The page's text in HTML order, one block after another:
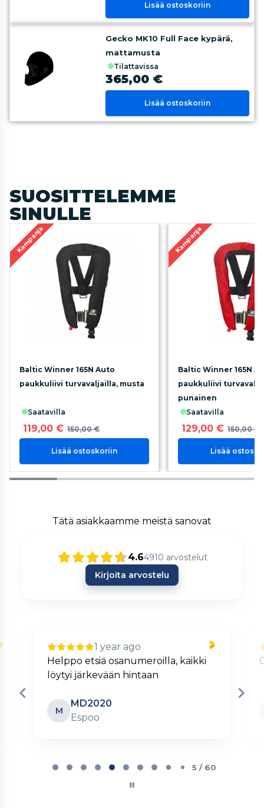
Lisää ostoskoriin
Gecko MK10 Full Face kypärä,
mattamusta
tilattavissa
365,00 €
Lisää ostoskoriin
SUOSITTELEMME
SINULLE
Kampanja
Baltic Winner 165N Auto
paukkuliivi turvavaljailla, musta
saatavilla
119,00 € 150,00 €
Lisää ostoskoriin
Kampanja
Baltic Winner 165N
paukkuliivi
punainen
saatavilla
129,00 € 150,00 €
Lisää
Tätä asiakkaamme meistä sanovat
4.64910 arvostelut
Kirjoita arvostelu
1 year ago
Helppo etsiä osanumeroilla, kaikki
löytyi järkevään hintaan
M
MD2020
Espoo
5 / 60